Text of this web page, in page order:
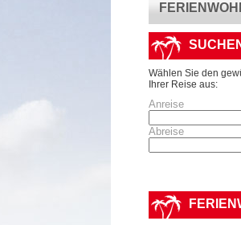
Wählen Sie den
Ihrer Reise aus:
Anreise
Abreise